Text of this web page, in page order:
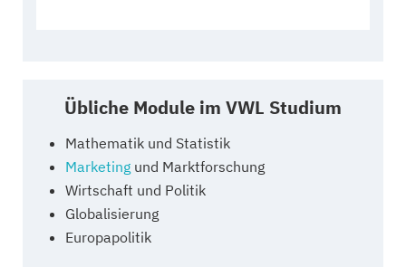
Übliche Module im VWL Studium
Mathematik und Statistik
Marketing und Marktforschung
Wirtschaft und Politik
Globalisierung
Europapolitik